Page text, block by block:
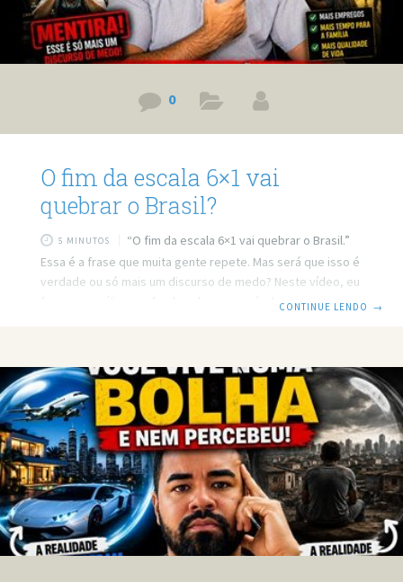
0
O fim da escala 6×1 vai
quebrar o Brasil?
5 MINUTOS
“O fim da escala 6×1 vai quebrar o Brasil.”
Essa é a frase que muita gente repete. Mas será que isso é
verdade ou só mais um discurso de medo? Neste vídeo, eu
faço uma análise profunda sobre a possível redução da
dignidade humana. Prefere ler? Então leia o post em texto.
Link do vídeo:
CONTINUE LENDO →